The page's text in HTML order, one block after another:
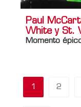
Paul
White y St.
Momento
1 2